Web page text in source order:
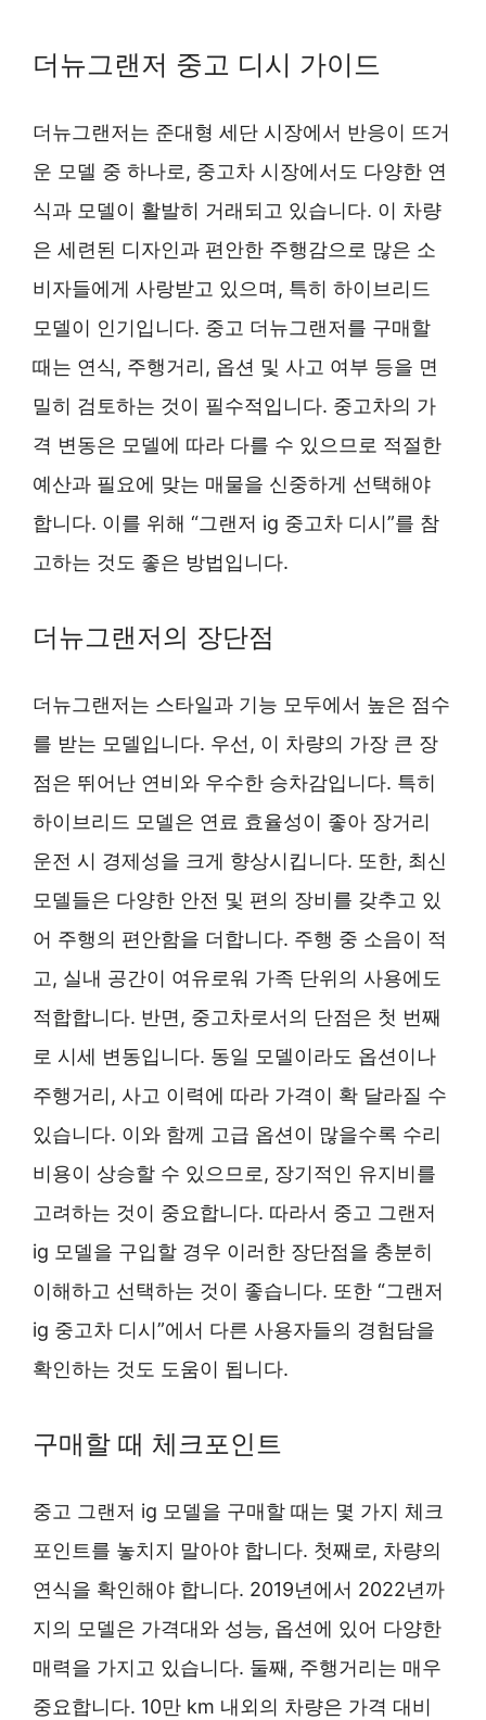
더뉴그랜저 중고 디시 가이드
더뉴그랜저는 준대형 세단 시장에서 반응이 뜨거
운 모델 중 하나로, 중고차 시장에서도 다양한 연
식과 모델이 활발히 거래되고 있습니다. 이 차량
은 세련된 디자인과 편안한 주행감으로 많은 소
비자들에게 사랑받고 있으며, 특히 하이브리드
모델이 인기입니다. 중고 더뉴그랜저를 구매할
때는 연식, 주행거리, 옵션 및 사고 여부 등을 면
밀히 검토하는 것이 필수적입니다. 중고차의 가
격 변동은 모델에 따라 다를 수 있으므로 적절한
예산과 필요에 맞는 매물을 신중하게 선택해야
합니다. 이를 위해 “그랜저 ig 중고차 디시”를 참
고하는 것도 좋은 방법입니다.
더뉴그랜저의 장단점
더뉴그랜저는 스타일과 기능 모두에서 높은 점수
를 받는 모델입니다. 우선, 이 차량의 가장 큰 장
점은 뛰어난 연비와 우수한 승차감입니다. 특히
하이브리드 모델은 연료 효율성이 좋아 장거리
운전 시 경제성을 크게 향상시킵니다. 또한, 최신
모델들은 다양한 안전 및 편의 장비를 갖추고 있
어 주행의 편안함을 더합니다. 주행 중 소음이 적
고, 실내 공간이 여유로워 가족 단위의 사용에도
적합합니다. 반면, 중고차로서의 단점은 첫 번째
로 시세 변동입니다. 동일 모델이라도 옵션이나
주행거리, 사고 이력에 따라 가격이 확 달라질 수
있습니다. 이와 함께 고급 옵션이 많을수록 수리
비용이 상승할 수 있으므로, 장기적인 유지비를
고려하는 것이 중요합니다. 따라서 중고 그랜저
ig 모델을 구입할 경우 이러한 장단점을 충분히
이해하고 선택하는 것이 좋습니다. 또한 “그랜저
ig 중고차 디시”에서 다른 사용자들의 경험담을
확인하는 것도 도움이 됩니다.
구매할 때 체크포인트
중고 그랜저 ig 모델을 구매할 때는 몇 가지 체크
포인트를 놓치지 말아야 합니다. 첫째로, 차량의
연식을 확인해야 합니다. 2019년에서 2022년까
지의 모델은 가격대와 성능, 옵션에 있어 다양한
매력을 가지고 있습니다. 둘째, 주행거리는 매우
중요합니다. 10만 km 내외의 차량은 가격 대비